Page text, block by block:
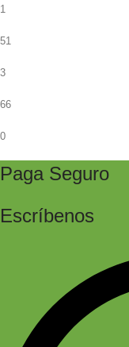
1
51
3
66
0
Paga Seguro
Escríbenos